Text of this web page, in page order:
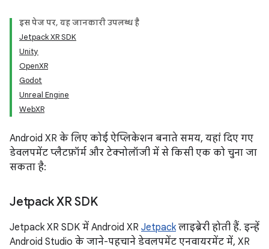
इस पेज पर, यह जानकारी उपलब्ध है
Jetpack XR SDK
Unity
OpenXR
Godot
Unreal Engine
WebXR
Android XR के लिए कोई ऐप्लिकेशन बनाते समय, यहां दिए गए
डेवलपमेंट प्लैटफ़ॉर्म और टेक्नोलॉजी में से किसी एक को चुना जा
सकता है:
Jetpack XR SDK
Jetpack XR SDK में Android XR Jetpackलाइब्रेरी होती हैं. इन्हें
Android Studio के जाने-पहचाने डेवलपमेंट एनवायरमेंट में, XR